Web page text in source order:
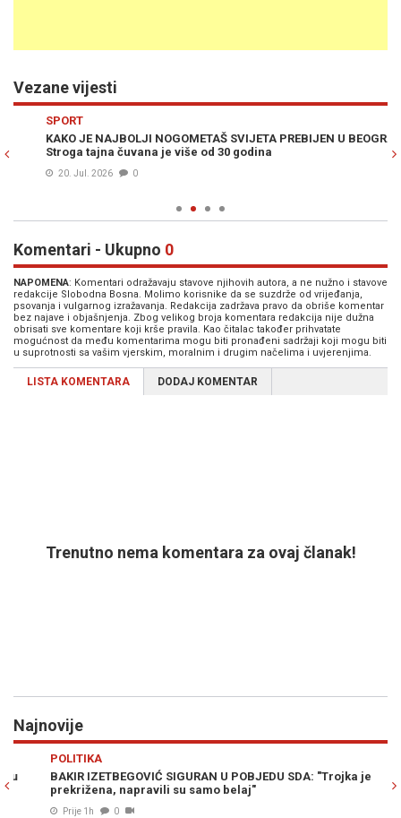
Vezane vijesti
SPORT
KAKO JE NAJBOLJI NOGOMETAŠ SVIJETA PREBIJEN U BEOGRADU:
Stroga tajna čuvana je više od 30 godina
20. Jul. 2026 0
Komentari - Ukupno 0
NAPOMENA: Komentari odražavaju stavove njihovih autora, a ne nužno i stavove
redakcije Slobodna Bosna. Molimo korisnike da se suzdrže od vrijeđanja,
psovanja i vulgarnog izražavanja. Redakcija zadržava pravo da obriše komentar
bez najave i objašnjenja. Zbog velikog broja komentara redakcija nije dužna
obrisati sve komentare koji krše pravila. Kao čitalac također prihvatate
mogućnost da među komentarima mogu biti pronađeni sadržaji koji mogu biti
u suprotnosti sa vašim vjerskim, moralnim i drugim načelima i uvjerenjima.
LISTA KOMENTARA DODAJ KOMENTAR
Trenutno nema komentara za ovaj članak!
Najnovije
POLITIKA
BAKIR IZETBEGOVIĆ SIGURAN U POBJEDU SDA: "Trojka je
prekrižena, napravili su samo belaj"
Prije 1h 0